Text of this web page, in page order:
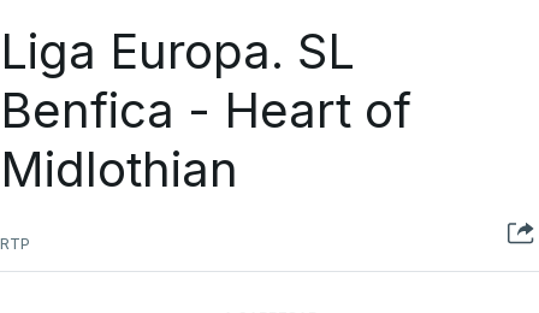
Liga Europa. SL
Benfica - Heart of
Midlothian
RTP